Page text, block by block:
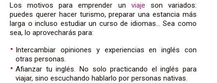
Los motivos para emprender un viaje son variados:
puedes querer hacer turismo, preparar una estancia más
larga o incluso estudiar un curso de idiomas… Sea como
sea, lo aprovecharás para:
Intercambiar opiniones y experiencias en inglés con
otras personas.
Afianzar tu inglés. No solo practicando el inglés para
viajar, sino escuchando hablarlo por personas nativas.